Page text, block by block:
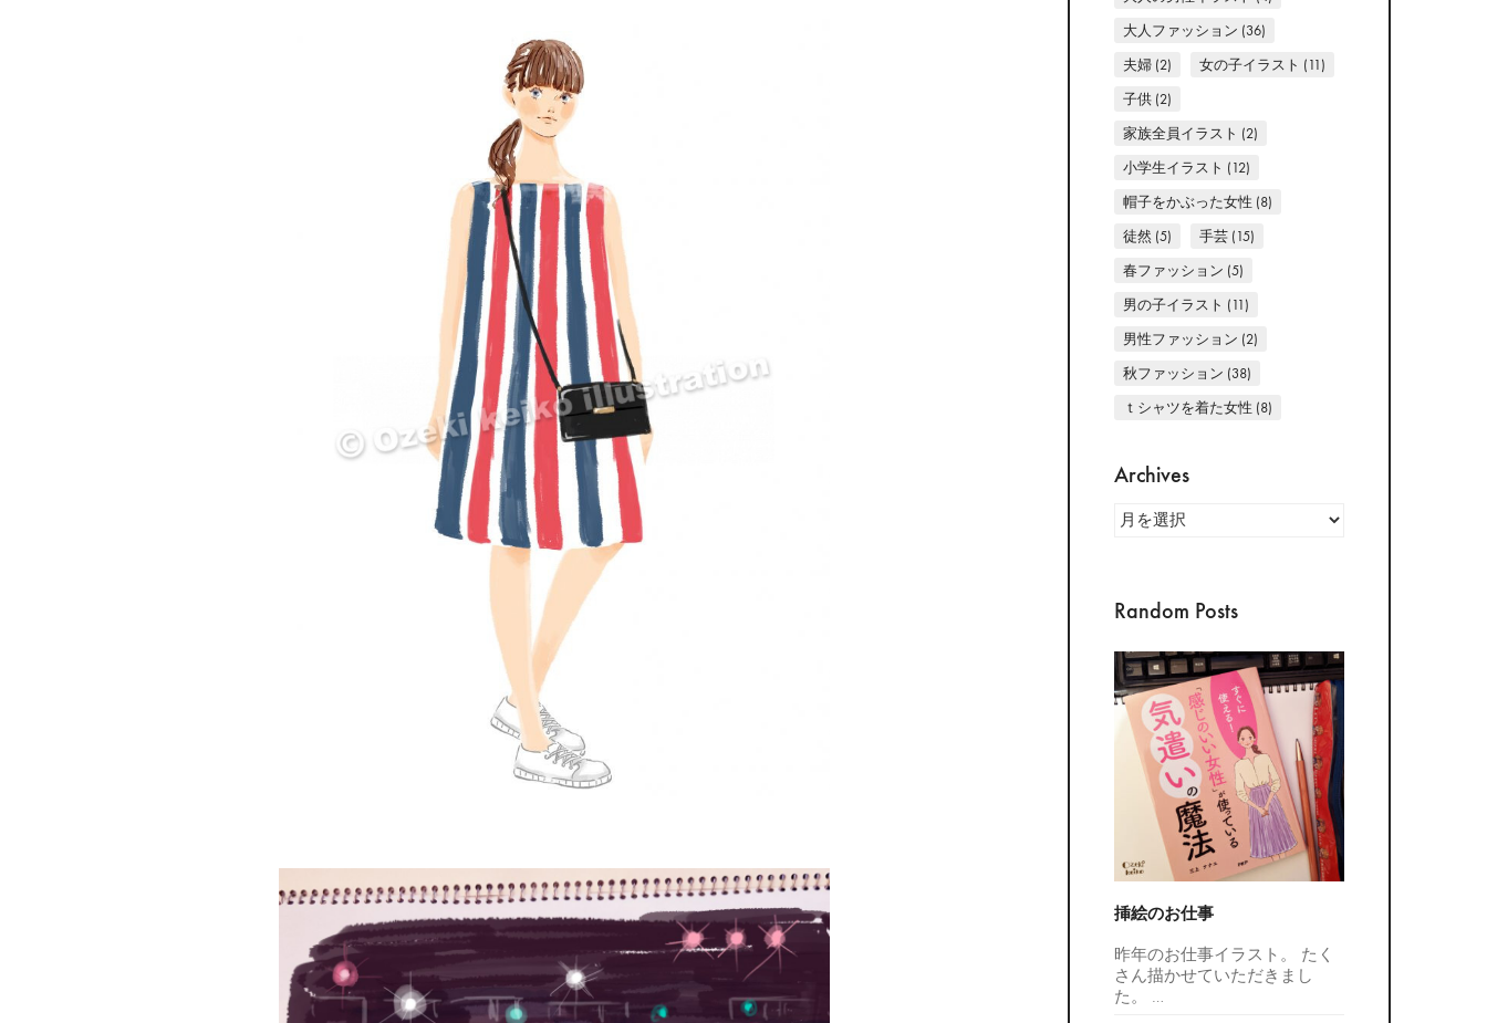
大人ファッション (36)
夫婦(2) 女の子イラスト (11)
子供(2)
家族全員イラスト (2)
小学生イラスト (12)
帽子をかぶった女性 (8)
徒然(5) 手芸(15)
春ファッション (5)
男の子イラスト (11)
男性ファッション (2)
秋ファッション (38)
ｔシャツを着た女性 (8)
Archives
Archives
Random Posts
挿絵のお仕事
昨年のお仕事イラスト。 たく
さん描かせていただきまし
た。 …